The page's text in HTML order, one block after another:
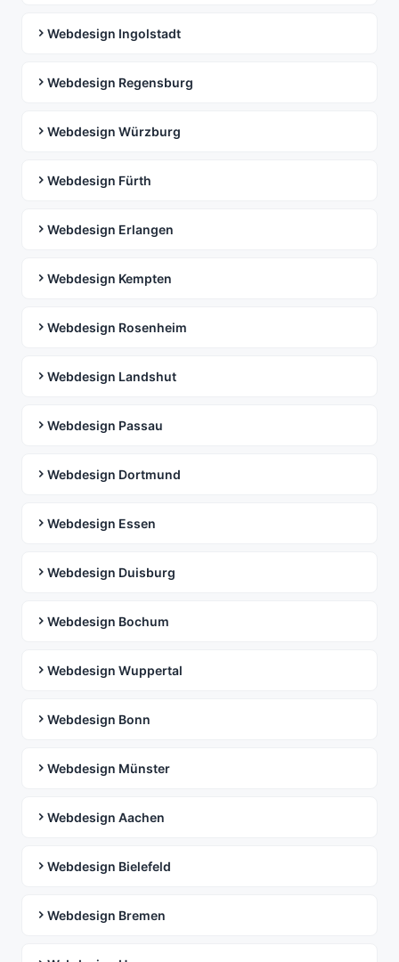
Webdesign Ingolstadt
Webdesign Regensburg
Webdesign Würzburg
Webdesign Fürth
Webdesign Erlangen
Webdesign Kempten
Webdesign Rosenheim
Webdesign Landshut
Webdesign Passau
Webdesign Dortmund
Webdesign Essen
Webdesign Duisburg
Webdesign Bochum
Webdesign Wuppertal
Webdesign Bonn
Webdesign Münster
Webdesign Aachen
Webdesign Bielefeld
Webdesign Bremen